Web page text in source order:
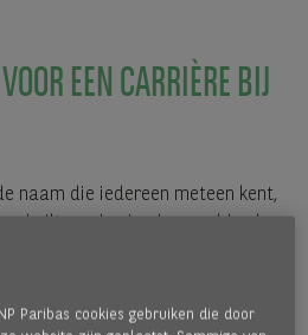
EEN CARRIÈRE BIJ
naam die iedereen meteen kent,
stap.
Factor aanvoelt.
Paribas cookies gebruiken die door